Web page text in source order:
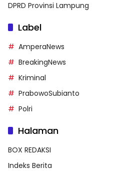
DPRD Provinsi Lampung
Label
AmperaNews
BreakingNews
Kriminal
PrabowoSubianto
Polri
Halaman
BOX REDAKSI
Indeks Berita